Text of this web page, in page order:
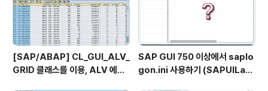
[SAP/ABAP] CL_GUI_ALV_
GRID 클래스를 이용, ALV 에서
SAP GUI 750 이상에서 saplo
gon.ini 사용하기 (SAPUILan